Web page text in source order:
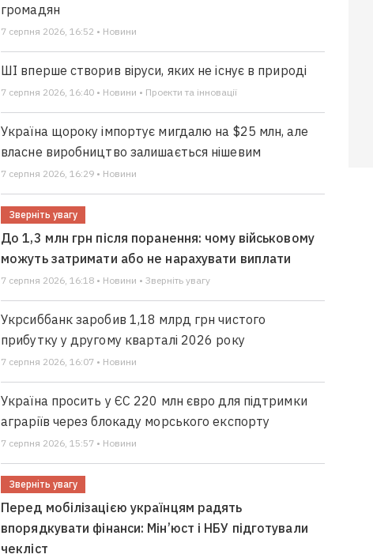
громадян
7 серпня 2026, 16:52 • Новини
ШІ вперше створив віруси, яких не існує в природі
7 серпня 2026, 16:40 • Новини • Проекти та інновації
Україна щороку імпортує мигдалю на $25 млн, але
власне виробництво залишається нішевим
7 серпня 2026, 16:29 • Новини
Зверніть увагу
До 1,3 млн грн після поранення: чому військовому
можуть затримати або не нарахувати виплати
7 серпня 2026, 16:18 • Новини • Зверніть увагу
Укрсиббанк заробив 1,18 млрд грн чистого
прибутку у другому кварталі 2026 року
7 серпня 2026, 16:07 • Новини
Україна просить у ЄС 220 млн євро для підтримки
аграріїв через блокаду морського експорту
7 серпня 2026, 15:57 • Новини
Зверніть увагу
Перед мобілізацією українцям радять
впорядкувати фінанси: Мін’юст і НБУ підготували
чекліст